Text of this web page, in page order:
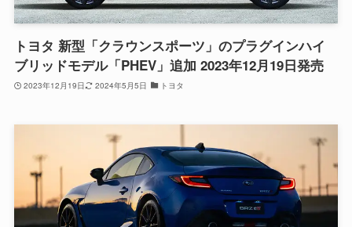
トヨタ 新型「クラウンスポーツ」のプラグインハイ
ブリッドモデル「PHEV」追加 2023年12月19日発売
2023年12月19日 2024年5月5日 トヨタ